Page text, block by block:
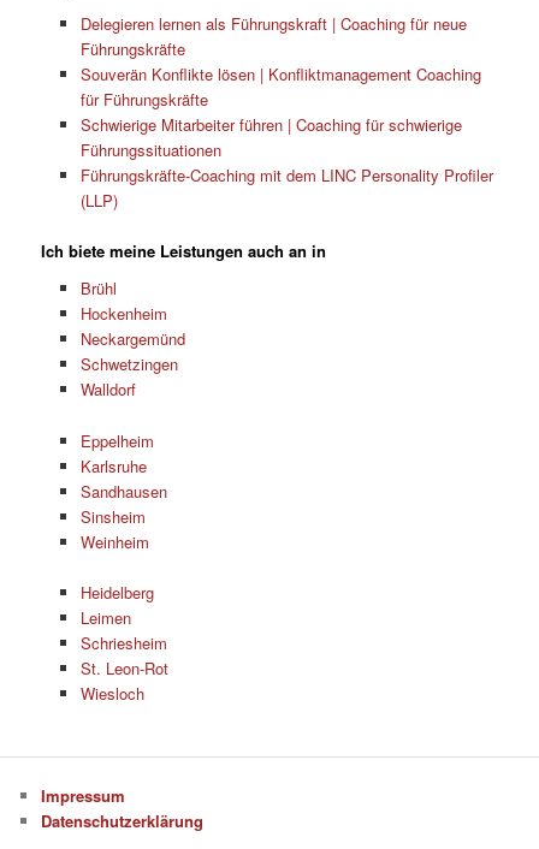
Delegieren lernen als Führungskraft | Coaching für neue
Führungskräfte
Souverän Konflikte lösen | Konfliktmanagement Coaching
für Führungskräfte
Schwierige Mitarbeiter führen | Coaching für schwierige
Führungssituationen
Führungskräfte-Coaching mit dem LINC Personality Profiler
(LLP)
Ich biete meine Leistungen auch an in
Brühl
Hockenheim
Neckargemünd
Schwetzingen
Walldorf
Eppelheim
Karlsruhe
Sandhausen
Sinsheim
Weinheim
Heidelberg
Leimen
Schriesheim
St. Leon-Rot
Wiesloch
Impressum
Datenschutzerklärung